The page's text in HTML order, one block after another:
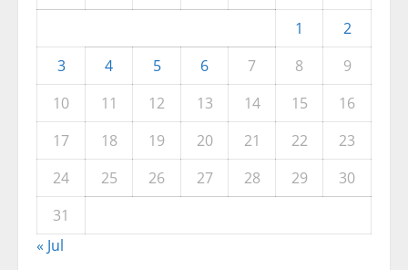
1
2
3
4 5 6 7 8
9
10
11 12 13 14 15
16
17
18 19 20 21 22
23
24
25 26 27 28 29
30
31
« Jul